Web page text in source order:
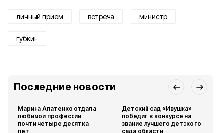
личный приём встреча министр
губкин
Последние новости
Марина Апатенко отдала
любимой профессии
почти четыре десятка
лет
Детский сад «Ивушка»
победил в конкурсе на
звание лучшего детского
сада области